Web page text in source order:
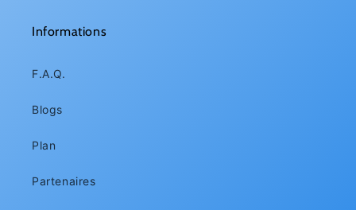
Informations
F.A.Q.
Blogs
Plan
Partenaires